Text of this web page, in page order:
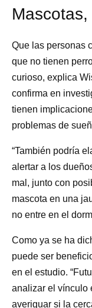
Que las personas
que no tienen
curioso, explica
confirma en
tienen
problemas de
“También podría
alertar a los
mal, junto con
mascota en una
no entre en el
Como ya se ha
puede ser
en el estudio.
analizar el vínculo
averiguar si la